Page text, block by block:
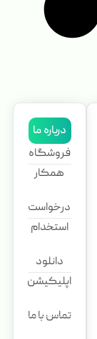
درباره ما
فروشگاه
همکار
درخواست
استخدام
دانلود
اپلیکیشن
تماس با ما